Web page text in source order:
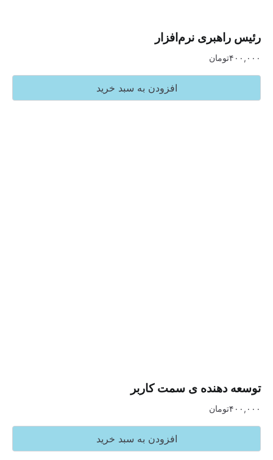
نرم‌افزار
تومان
افزودن به سبد خرید
ی سمت کاربر
تومان
افزودن به سبد خرید